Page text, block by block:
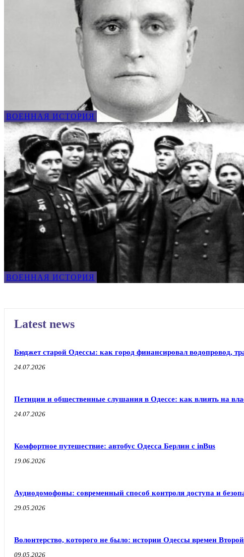
ВОЕННАЯ ИСТОРИЯ
ВОЕННАЯ ИСТОРИЯ
Latest news
Бюджет старой Одессы: как город финансировал водопровод,
24.07.2026
Петиции и общественные слушания в Одессе: как влиять на
24.07.2026
Комфортное путешествие: автобус Одесса Берлин с inBus
19.06.2026
Аудиодомофоны: современный способ контроля доступа и
29.05.2026
Волонтерство, которого не было: истории Одессы времен
09.05.2026